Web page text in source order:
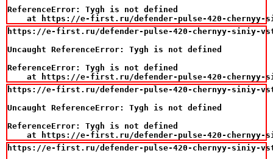
ReferenceError: Tygh is not defined
at https://e-first.ru/defender-pulse-420-chernyy-
https://e-first.ru/defender-pulse-420-chernyy-siniy-
Uncaught ReferenceError: Tygh is not defined
ReferenceError: Tygh is not defined
at https://e-first.ru/defender-pulse-420-chernyy-
https://e-first.ru/defender-pulse-420-chernyy-siniy-
Uncaught ReferenceError: Tygh is not defined
ReferenceError: Tygh is not defined
at https://e-first.ru/defender-pulse-420-chernyy-
https://e-first.ru/defender-pulse-420-chernyy-siniy-